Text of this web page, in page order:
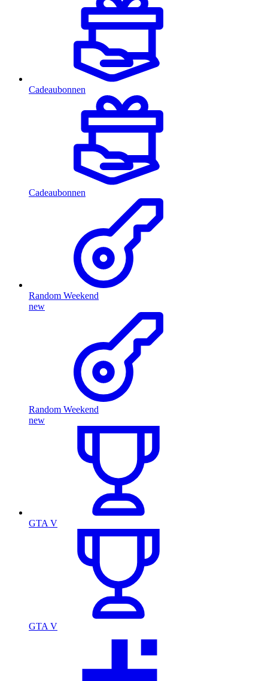
Cadeaubonnen
Cadeaubonnen
Random Weekend
new
Random Weekend
new
GTA V
GTA V